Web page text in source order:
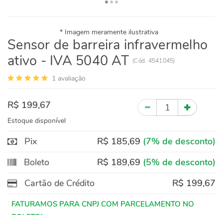
Sensor de barreira infravermelho
ativo - IVA 5040 AT (Cód. 4541045)
1 avaliação
R$ 199,67
Estoque disponível
Quantidade
Pix R$ 185,69 (7% de desconto)
Boleto
R$ 189,69 (5% de desconto)
Cartão de Crédito
R$ 199,67